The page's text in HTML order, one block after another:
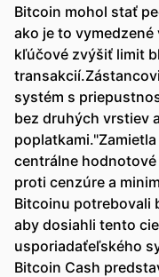
Bitcoin mohol stať
ako je to
kľúčové zvýšiť limit
systém s
bez druhých vrstiev
centrálne
proti cenzúre a
Bitcoinu potrebovali
aby dosiahli tento
usporiadaťeľského
Bitcoin Cash